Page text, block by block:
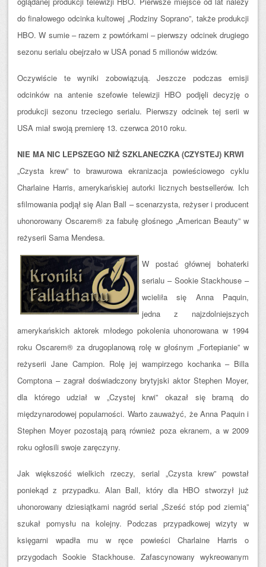
do finałowego odcinka kultowej „Rodziny Soprano”, także produkcji
HBO. W sumie – razem z powtórkami – pierwszy odcinek drugiego
sezonu serialu obejrzało w USA ponad 5 milionów widzów.
Oczywiście te wyniki zobowiązują. Jeszcze podczas emisji
odcinków na antenie szefowie telewizji HBO podjęli decyzję o
produkcji sezonu trzeciego serialu. Pierwszy odcinek tej serii w
USA miał swoją premierę 13. czerwca 2010 roku.
NIE MA NIC LEPSZEGO NIŻ SZKLANECZKA (CZYSTEJ) KRWI
„Czysta krew” to brawurowa ekranizacja powieściowego cyklu
Charlaine Harris, amerykańskiej autorki licznych bestsellerów. Ich
sfilmowania podjął się Alan Ball – scenarzysta, reżyser i producent
uhonorowany Oscarem® za fabułę głośnego „American Beauty” w
reżyserii Sama Mendesa.
W postać głównej bohaterki
serialu – Sookie Stackhouse –
wcieliła się Anna Paquin,
jedna z najzdolniejszych
amerykańskich aktorek młodego pokolenia uhonorowana w 1994
roku Oscarem® za drugoplanową rolę w głośnym „Fortepianie” w
reżyserii Jane Campion. Rolę jej wampirzego kochanka – Billa
Comptona – zagrał doświadczony brytyjski aktor Stephen Moyer,
dla którego udział w „Czystej krwi” okazał się bramą do
międzynarodowej popularności. Warto zauważyć, że Anna Paquin i
Stephen Moyer pozostają parą również poza ekranem, a w 2009
roku ogłosili swoje zaręczyny.
Jak większość wielkich rzeczy, serial „Czysta krew” powstał
poniekąd z przypadku. Alan Ball, który dla HBO stworzył już
uhonorowany dziesiątkami nagród serial „Sześć stóp pod ziemią”
szukał pomysłu na kolejny. Podczas przypadkowej wizyty w
księgarni wpadła mu w ręce powieści Charlaine Harris o
przygodach Sookie Stackhouse. Zafascynowany wykreowanym